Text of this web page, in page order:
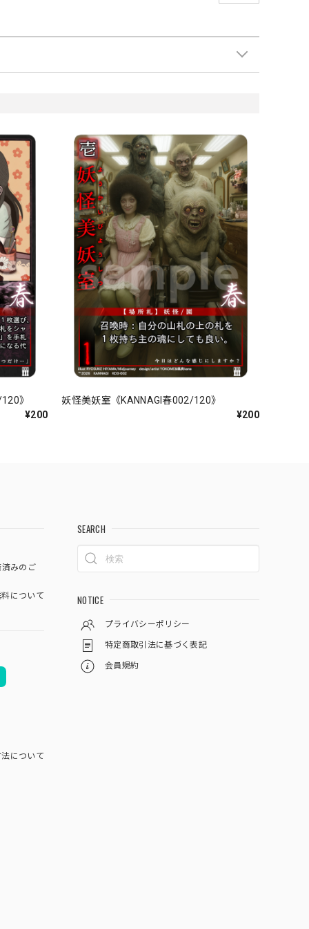
》
¥200
妖怪美妖室《KANNAGI春002/120》
¥200
みのご
について
について
SEARCH
NOTICE
プライバシーポリシー
特定商取引法に基づく表記
会員規約